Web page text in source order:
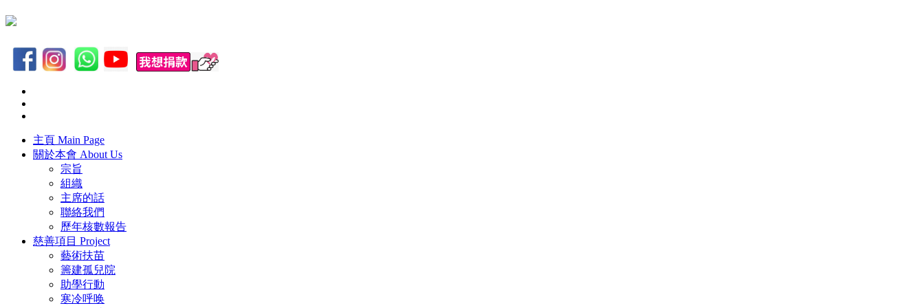
主頁 Main Page
關於本會 About Us
宗旨
組織
主席的話
聯絡我們
歷年核數報告
慈善項目 Project
藝術扶苗
籌建孤兒院
助學行動
寒冷呼唤